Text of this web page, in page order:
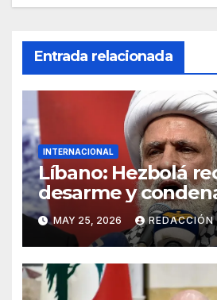
Entrada relacionada
INTERNACIONAL
Líbano: Hezbolá
desarme y
injerencia de
MAY 25, 2026